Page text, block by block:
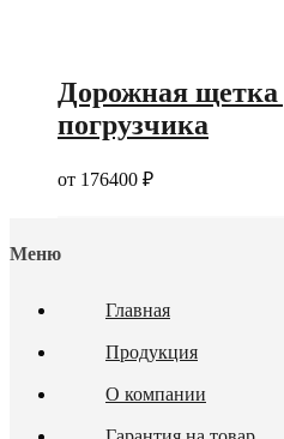
Дорожная
погрузчика
от 176400 ₽
Меню
Главная
Продукция
О компании